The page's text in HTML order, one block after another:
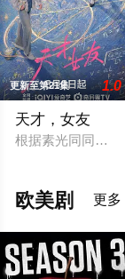
更新至第21集 1.0
天才，女友
根据素光同同名
欧美剧 更多